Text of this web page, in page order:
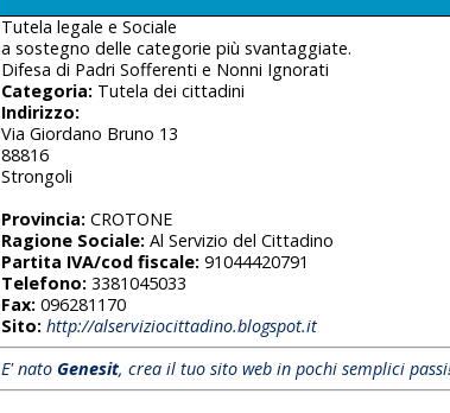
Tutela legale e Sociale
a sostegno delle categorie più svantaggiate.
Difesa di Padri Sofferenti e Nonni Ignorati
Categoria: Tutela dei cittadini
Indirizzo:
Via Giordano Bruno 13
88816
Strongoli
Provincia: CROTONE
Ragione Sociale: Al Servizio del Cittadino
Partita IVA/cod fiscale: 91044420791
Telefono: 3381045033
Fax: 096281170
Sito: http://alserviziocittadino.blogspot.it
E' nato Genesit, crea il tuo sito web in pochi semplici